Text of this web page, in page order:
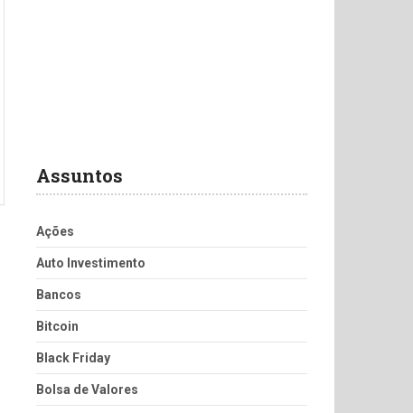
Assuntos
Ações
Auto Investimento
Bancos
Bitcoin
Black Friday
Bolsa de Valores